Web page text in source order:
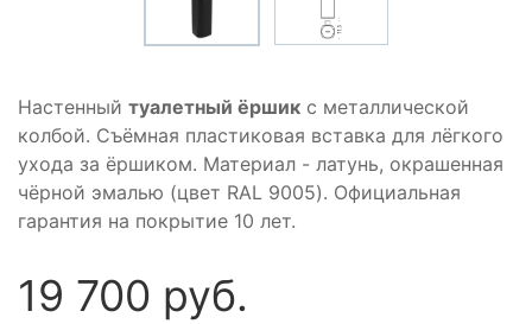
Настенный туалетный ёршик с металлической
колбой. Съёмная пластиковая вставка для лёгкого
ухода за ёршиком. Материал - латунь, окрашенная
чёрной эмалью (цвет RAL 9005). Официальная
гарантия на покрытие 10 лет.
19 700 руб.